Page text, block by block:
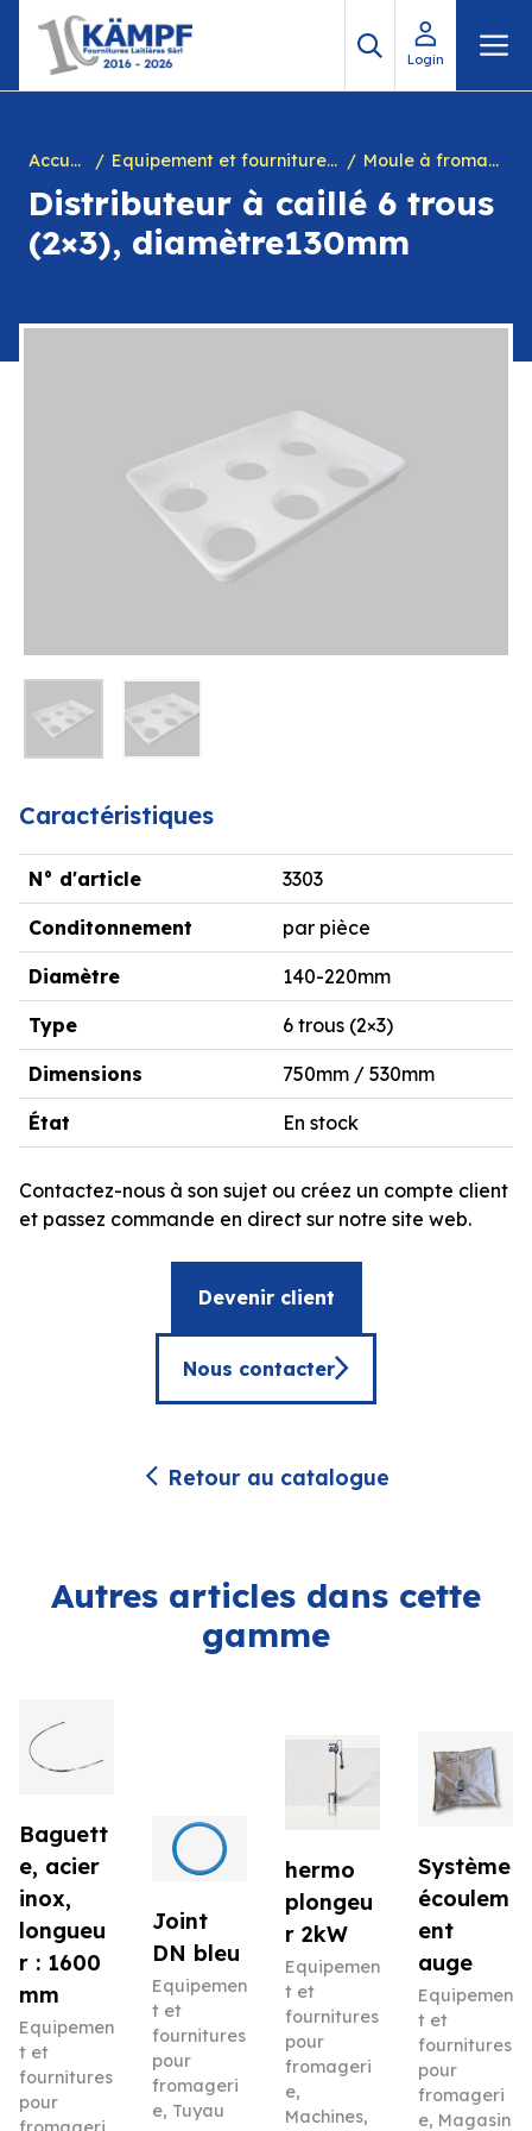
contenu
Login
Accueil Equipement et fournitures pour fromagerie Moule à fromage
Distributeur à caillé 6 trous
(2×3), diamètre130mm
Caractéristiques
N° d'article 3303
Conditonnement par pièce
Diamètre 140-220mm
Type 6 trous (2×3)
Dimensions 750mm / 530mm
État En stock
Contactez-nous à son sujet ou créez un compte client
et passez commande en direct sur notre site web.
Devenir client
Nous contacter
Retour au catalogue
Autres articles dans cette
gamme
Baguett
e, acier
inox,
longueu
r : 1600
mm
Equipemen
t et
fournitures
pour
Joint
DN bleu
Equipemen
t et
fournitures
pour
fromageri
e, Tuyau
hermo
plongeu
r 2kW
Equipemen
t et
fournitures
pour
fromageri
e,
Machines,
Système
écoulem
ent
auge
Equipemen
t et
fournitures
pour
fromageri
e, Magasin